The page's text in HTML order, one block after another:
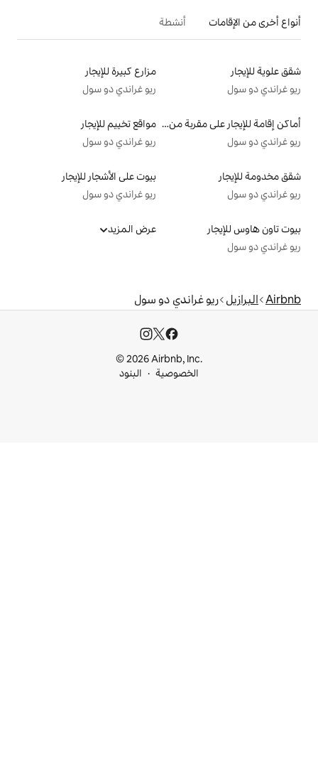
أنشطة
مزارع كبيرة للإيجار
ريو غراندي دو سول
أماكن إقامة للإيجار على مقربة من البحيرة مواقع تخييم للإيجار
ريو غراندي دو سول
بيوت على الأشجار للإيجار
ريو غراندي دو سول
عرض المزيد
دو سول